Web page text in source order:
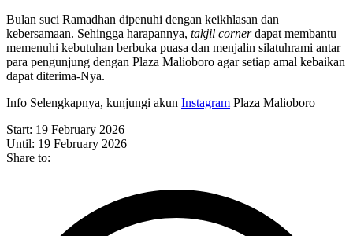
Bulan suci Ramadhan dipenuhi dengan keikhlasan dan
kebersamaan. Sehingga harapannya, takjil cornerdapat membantu
memenuhi kebutuhan berbuka puasa dan menjalin silatuhrami antar
para pengunjung dengan Plaza Malioboro agar setiap amal kebaikan
dapat diterima-Nya.
Info Selengkapnya, kunjungi akun Instagram Plaza Malioboro
Start: 19 February 2026
Until: 19 February 2026
Share to: